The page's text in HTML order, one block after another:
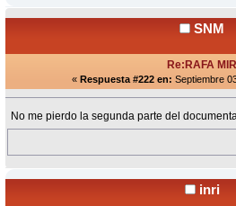
SNM
Re:RAFA MIR
« Respuesta #222 en: Septiembre
No me pierdo la segunda parte del
inri